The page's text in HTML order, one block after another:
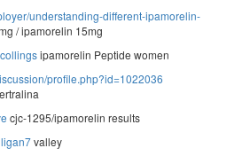
understanding-different-ipamorelin-
/ ipamorelin 15mg
ipamorelin Peptide women
profile.php?id=1022036
cjc-1295/ipamorelin results
valley